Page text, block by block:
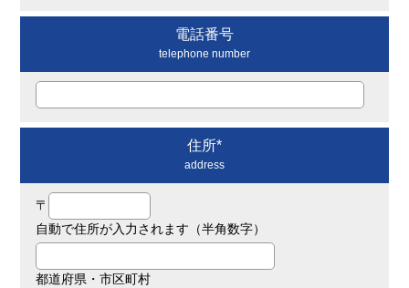
電話番号
telephone number
住所*
address
〒
自動で住所が入力されます（半角数字）
都道府県・市区町村